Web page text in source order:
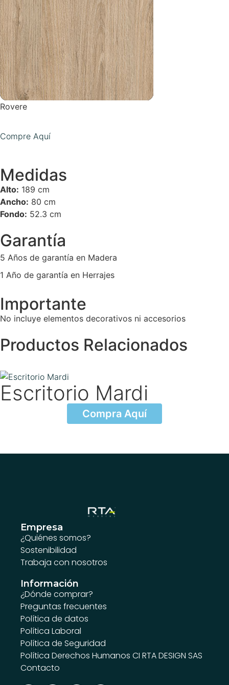
Rovere
Compre Aquí
Medidas
Alto: 189 cm
Ancho: 80 cm
Fondo: 52.3 cm
Garantía
5 Años de garantía en Madera
1 Año de garantía en Herrajes
Importante
No incluye elementos decorativos ni accesorios
Productos Relacionados
Escritorio Mardi
Compra Aquí
Empresa
¿Quiénes somos?
Sostenibilidad
Trabaja con nosotros
Información
¿Dónde comprar?
Preguntas frecuentes
Política de datos
Política Laboral
Política de Seguridad
Política Derechos Humanos CI RTA DESIGN SAS
Contacto